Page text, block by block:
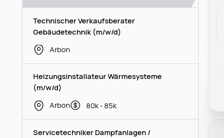
Technischer Verkaufsberater
Gebäudetechnik (m/w/d)
Arbon
Heizungsinstallateur Wärmesysteme
(m/w/d)
Arbon
80k - 85k
Servicetechniker Dampfanlagen /